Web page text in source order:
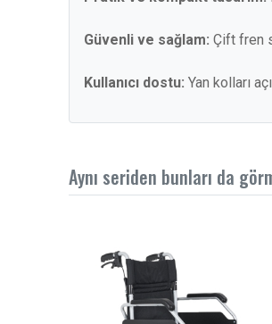
Güvenli ve sağlam: Çift fren
Kullanıcı dostu: Yan kolları
Aynı seriden bunları da